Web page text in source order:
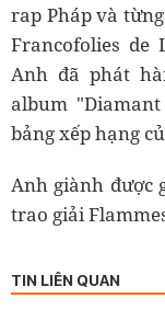
rap Pháp và
Francofolies de
Anh đã phát
album
bảng xếp hạng
Anh giành được
trao giải
TIN LIÊN QUAN